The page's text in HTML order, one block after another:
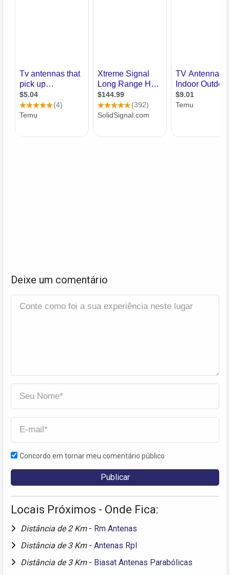
Deixe um comentário
Concordo em tornar meu comentário público
Locais Próximos - Onde Fica:
Distância de 2 Km - Rm Antenas
Distância de 3 Km - Antenas Rpl
Distância de 3 Km - Biasat Antenas Parabólicas